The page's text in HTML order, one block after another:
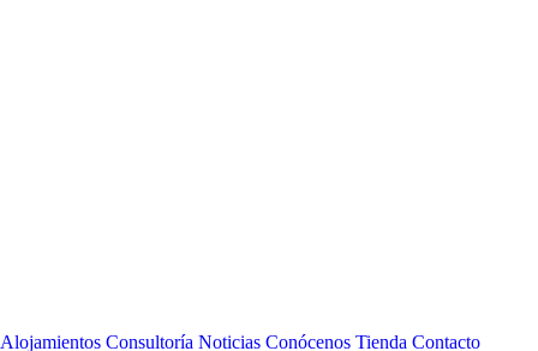
Alojamientos Consultoría Noticias Conócenos Tienda Contacto